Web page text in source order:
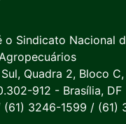
o Sindicato Nacional
Quadra 2, Bloco C,
912 - Brasília, DF
3246-1599 / (61)